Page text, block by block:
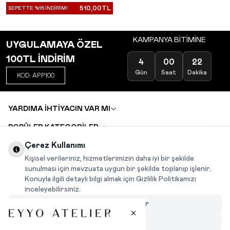
SEPETTE %15 İNDİRİM! 510,00TL
UYGULAMAYA ÖZEL
100TL İNDİRİM
KOD: APP100
KAMPANYA BİTİMİNE
4
Gün
00
Saat
22
Dakika
YARDIMA İHTİYACIN VAR MI
POPÜLER KATEGORİLER
DEĞİŞİM VE İADE TALEBİ
KARIYER
INSTAGRAM
Çerez Kullanımı
Kişisel verileriniz, hizmetlerimizin daha iyi bir şekilde
sunulması için mevzuata uygun bir şekilde toplanıp işlenir.
Konuyla ilgili detaylı bilgi almak için Gizlilik Politikamızı
inceleyebilirsiniz.
Çerezleri Özelleştir